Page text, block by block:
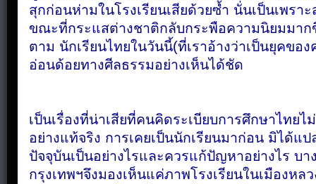
สุกก่อนห่ามในโรงเรียนเสียด้วยซ้ำ นั่นเป็นเพรา
ขณะที่กระแสต่างชาติกลับกระพือความนิยมมาก
ตาม นักเรียนไทยในวันนี้(ที่เราอ้างว่าเป็นยุคขอ
อ่อนด้อยทางศีลธรรมอย่างเห็นได้ชัด
เป็นเรื่องที่น่าเสียที่คนคิดระเบียบการศึกษาไทย
อย่างแท้จริง การเคยเป็นนักเรียนมาก่อน มิได้แป
ปัจจุบันเป็นอย่างไรและควรแก้ปัญหาอย่างไร บา
กรุงเทพฯจึงมองเห็นแค่ภาพโรงเรียนในเมืองหลว